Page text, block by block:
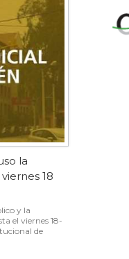
la
18
y la
el viernes 18-
de